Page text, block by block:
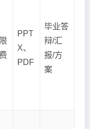
PPT
X、
PDF
毕业答
辩/汇
报/方
案